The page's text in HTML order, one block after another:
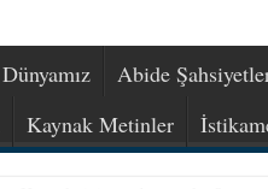
Abide
Kaynak Metinler